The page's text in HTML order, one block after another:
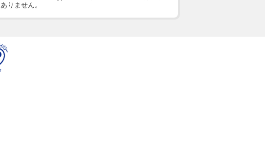
ありません。